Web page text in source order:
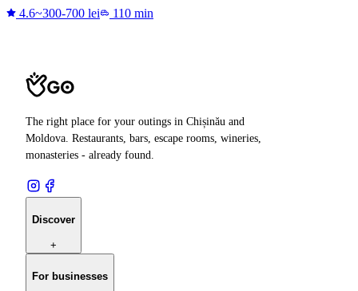
4.6~300-700 lei 110 min
The right place for your outings in Chișinău and
Moldova. Restaurants, bars, escape rooms, wineries,
monasteries - already found.
Discover
+
For businesses